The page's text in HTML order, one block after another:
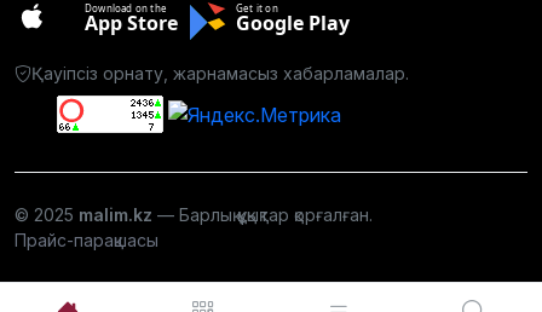
Download on the
App Store
Get it on
Google Play
Қауіпсіз орнату, жарнамасыз хабарламалар.
© 2025 malim.kz — Барлық құқықтар қорғалған.
Прайс-парақшасы